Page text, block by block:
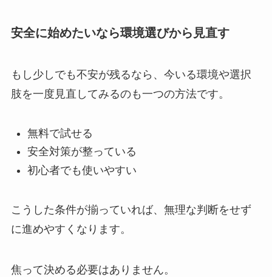
安全に始めたいなら環境選びから見直す
もし少しでも不安が残るなら、今いる環境や選択
肢を一度見直してみるのも一つの方法です。
無料で試せる
安全対策が整っている
初心者でも使いやすい
こうした条件が揃っていれば、無理な判断をせず
に進めやすくなります。
焦って決める必要はありません。